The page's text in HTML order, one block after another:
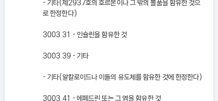
- 기타(제2937호의 호르몬이나 그 밖의 물품을 함유한 것으
로 한정한다)
3003.31 - 인슐린을 함유한 것
3003.39 - 기타
- 기타(알칼로이드나 이들의 유도체를 함유한 것에 한정한다)
3003.41 - 에페드린 또는 그 염을 함유한 것